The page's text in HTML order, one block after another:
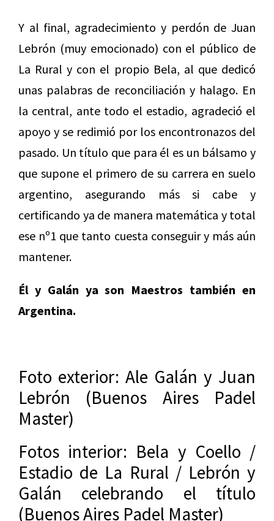
Y al final, agradecimiento y perdón de Juan
Lebrón (muy emocionado) con el público de
La Rural y con el propio Bela, al que dedicó
unas palabras de reconciliación y halago. En
la central, ante todo el estadio, agradeció el
apoyo y se redimió por los encontronazos del
pasado. Un título que para él es un bálsamo y
que supone el primero de su carrera en suelo
argentino, asegurando más si cabe y
certificando ya de manera matemática y total
ese nº1 que tanto cuesta conseguir y más aún
mantener.
Él y Galán ya son Maestros también en
Argentina.
Foto exterior: Ale Galán y Juan
Lebrón (Buenos Aires Padel
Master)
Fotos interior: Bela y Coello /
Estadio de La Rural / Lebrón y
Galán celebrando el título
(Buenos Aires Padel Master)